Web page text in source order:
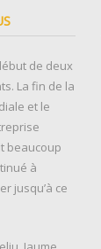
de deux
La fin de la
et le
beaucoup
à
jusqu’à ce